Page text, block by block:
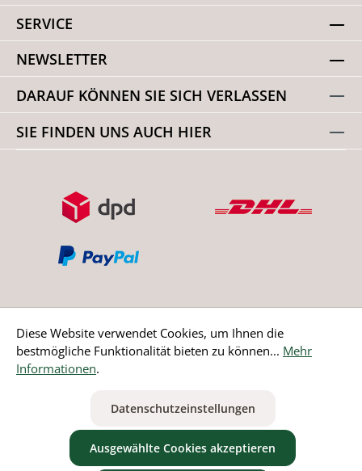
SERVICE
NEWSLETTER
DARAUF KÖNNEN SIE SICH VERLASSEN
SIE FINDEN UNS AUCH HIER
Bestellung widerrufen
ausgenommen Nicht EU-Länder
Diese Website verwendet Cookies, um Ihnen die
bestmögliche Funktionalität bieten zu können... Mehr
Informationen.
Datenschutzeinstellungen
Ausgewählte Cookies akzeptieren